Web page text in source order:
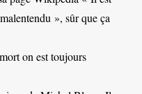
», sûr que ça
on est toujours